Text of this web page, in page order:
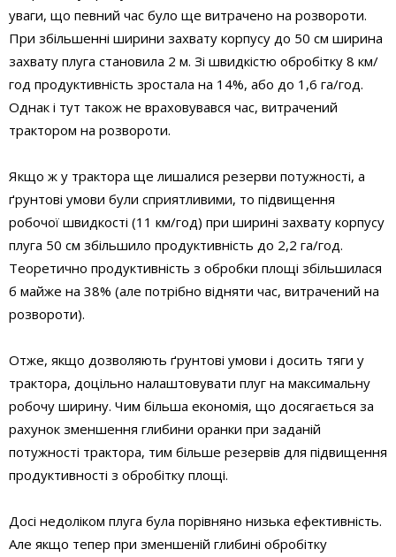
уваги, що певний час було ще витрачено на розвороти.
При збільшенні ширини захвату корпусу до 50 см ширина
захвату плуга становила 2 м. Зі швидкістю обробітку 8 км/
год продуктивність зростала на 14%, або до 1,6 га/год.
Однак і тут також не враховувався час, витрачений
трактором на розвороти.
Якщо ж у трактора ще лишалися резерви потужності, а
ґрунтові умови були сприятливими, то підвищення
робочої швидкості (11 км/год) при ширині захвату корпусу
плуга 50 см збільшило продуктивність до 2,2 га/год.
Теоретично продуктивність з обробки площі збільшилася
б майже на 38% (але потрібно відняти час, витрачений на
розвороти).
Отже, якщо дозволяють ґрунтові умови і досить тяги у
трактора, доцільно налаштовувати плуг на максимальну
робочу ширину. Чим більша економія, що досягається за
рахунок зменшення глибини оранки при заданій
потужності трактора, тим більше резервів для підвищення
продуктивності з обробітку площі.
Досі недоліком плуга була порівняно низька ефективність.
Але якщо тепер при зменшеній глибині обробітку